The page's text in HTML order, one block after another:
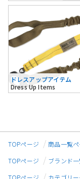
ドレスアップアイテム
Dress Up Items
TOPページ 商品一覧
TOPページ
ブランド
TOPページ
カテゴリ